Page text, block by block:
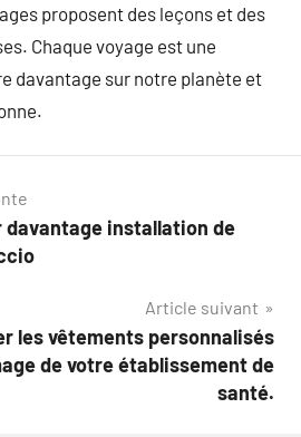
proposent des leçons et des
Chaque voyage est une
davantage sur notre planète et
davantage installation de
Article suivant
les vêtements personnalisés
de votre établissement de
santé.